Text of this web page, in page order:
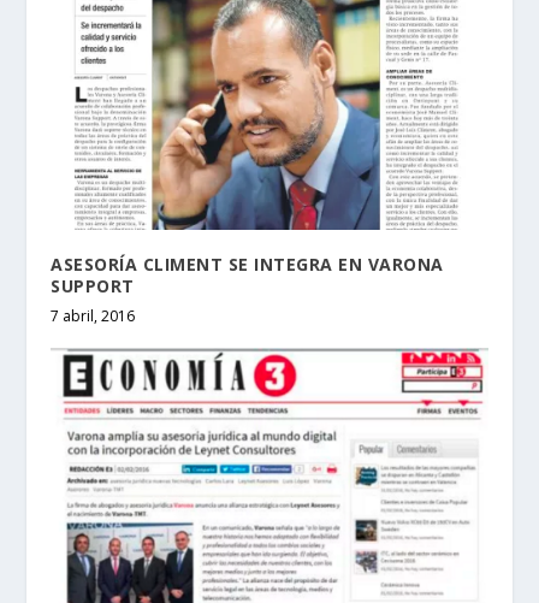
ASESORÍA CLIMENT SE INTEGRA EN VARONA
SUPPORT
7 abril, 2016